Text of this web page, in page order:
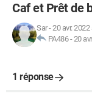
Caf et Prêt de
Sar-20 avr. 2022
PA486-20
1 réponse